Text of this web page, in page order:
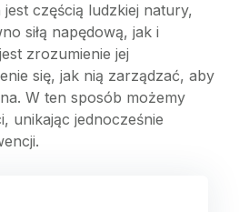
częścią ludzkiej natury,
siłą napędową, jak i
zrozumienie jej
się, jak nią zarządzać, aby
W ten sposób możemy
unikając jednocześnie